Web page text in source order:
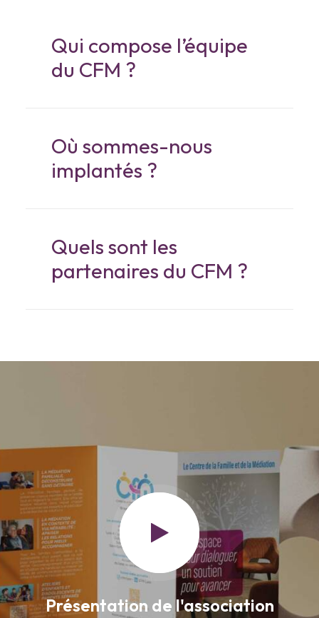
Qui compose l’équipe
du CFM ?
Où sommes-nous
implantés ?
Quels sont les
partenaires du CFM ?
Présentation de l'association